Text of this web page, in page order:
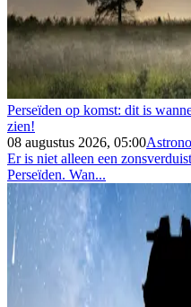
Perseïden op komst: dit is
zien!
08 augustus 2026, 05:00
Er is niet alleen een
Perseïden. Wan...